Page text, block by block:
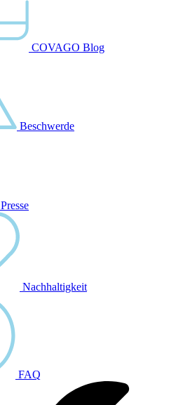
COVAGO Blog
Beschwerde
Presse
Nachhaltigkeit
FAQ